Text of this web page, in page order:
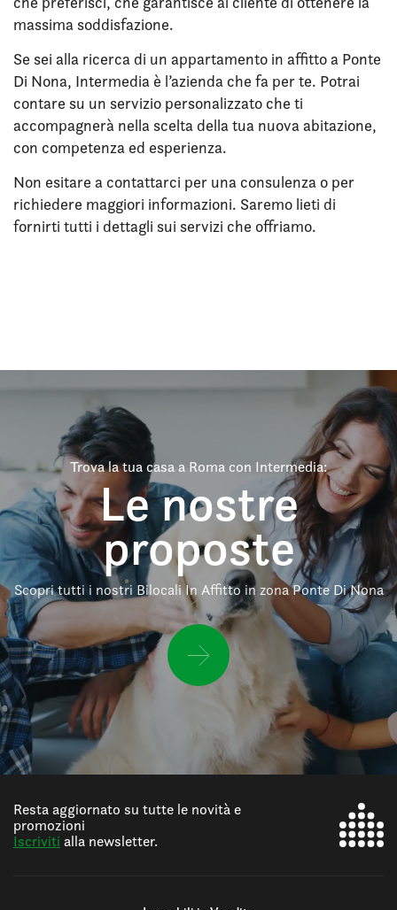
massima soddisfazione.
Se sei alla ricerca di un appartamento in affitto a Ponte
Di Nona, Intermedia è l’azienda che fa per te. Potrai
contare su un servizio personalizzato che ti
accompagnerà nella scelta della tua nuova abitazione,
con competenza ed esperienza.
Non esitare a contattarci per una consulenza o per
richiedere maggiori informazioni. Saremo lieti di
fornirti tutti i dettagli sui servizi che offriamo.
Trova la tua casa a Roma con Intermedia:
Le nostre
proposte
Scopri tutti i nostri Bilocali In Affitto in zona Ponte Di Nona
Resta aggiornato su tutte le novità e
promozioni
Iscriviti alla newsletter.